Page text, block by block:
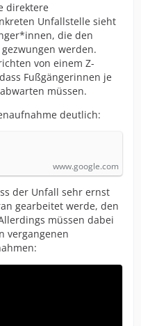
direktere
Unfallstelle sieht
die den
werden.
von einem Z-
Fußgängerinnen je
müssen.
deutlich:
www.google.com
der Unfall sehr ernst
gearbeitet werde, den
müssen dabei
vergangenen